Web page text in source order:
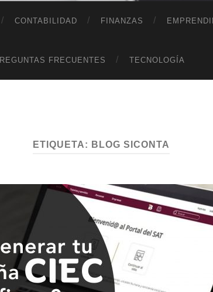
CONTABILIDAD FINANZAS
FRECUENTES TECNOLOGÍA
ETIQUETA: BLOG SICONTA